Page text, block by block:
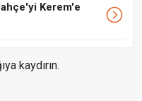
Kerem'e
kaydırın.